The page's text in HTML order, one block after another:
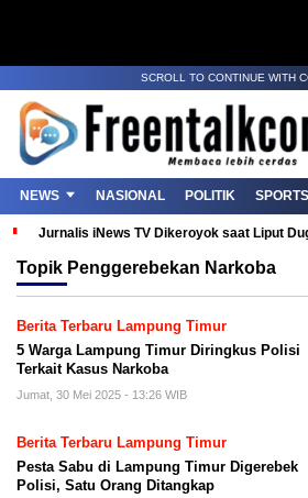
SCROLL TO CONTINUE WITH
NEWS NASIONAL POLITIK SPORTS
Jurnalis iNews TV Dikeroyok saat Liput
Topik Penggerebekan Narkoba
Berita Terbaru Lampung Timur
5 Warga Lampung Timur Diringkus Polisi
Terkait Kasus Narkoba
Jumat, 30 Mei 2025 - 13:26 WIB
Berita Terbaru Lampung Timur
Pesta Sabu di Lampung Timur Digerebek
Polisi, Satu Orang Ditangkap